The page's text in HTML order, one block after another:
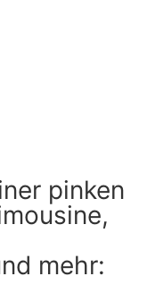
pinken
mehr: